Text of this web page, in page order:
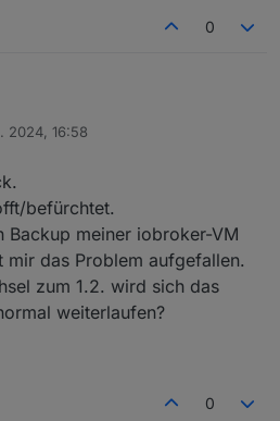
0
Monat gelöscht.
Januar haben.
auf Februar umschaltest, siehst du
vom Vorjahr.
2024, 16:58
befürchtet.
Backup meiner iobroker-VM
mir das Problem aufgefallen.
zum 1.2. wird sich das
weiterlaufen?
0